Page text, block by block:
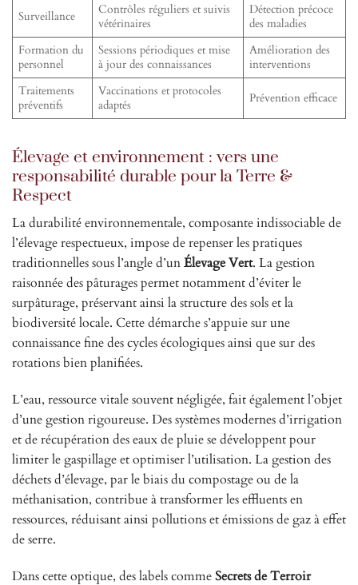
Surveillance
Contrôles réguliers et suivis
vétérinaires
Détection précoce
des maladies
Formation du
personnel
Sessions périodiques et mise
à jour des connaissances
Amélioration des
interventions
Traitements
préventifs
Vaccinations et protocoles
adaptés
Prévention efficace
Élevage et environnement : vers une
responsabilité durable pour la Terre &
Respect
La durabilité environnementale, composante indissociable de
l’élevage respectueux, impose de repenser les pratiques
traditionnelles sous l’angle d’unÉlevage Vert. La gestion
raisonnée des pâturages permet notamment d’éviter le
surpâturage, préservant ainsi la structure des sols et la
biodiversité locale. Cette démarche s’appuie sur une
connaissance fine des cycles écologiques ainsi que sur des
rotations bien planifiées.
L’eau, ressource vitale souvent négligée, fait également l’objet
d’une gestion rigoureuse. Des systèmes modernes d’irrigation
et de récupération des eaux de pluie se développent pour
limiter le gaspillage et optimiser l’utilisation. La gestion des
déchets d’élevage, par le biais du compostage ou de la
méthanisation, contribue à transformer les effluents en
ressources, réduisant ainsi pollutions et émissions de gaz à effet
de serre.
Dans cette optique, des labels commeSecrets de Terroir